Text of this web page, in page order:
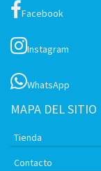
Facebook
Instagram
WhatsApp
MAPA DEL SITIO
Tienda
Contacto